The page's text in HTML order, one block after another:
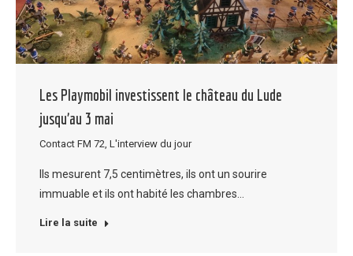
Les Playmobil investissent le château du Lude
jusqu’au 3 mai
Contact FM 72 L'interview du jour
Ils mesurent 7,5 centimètres, ils ont un sourire
immuable et ils ont habité les chambres…
Lire la suite